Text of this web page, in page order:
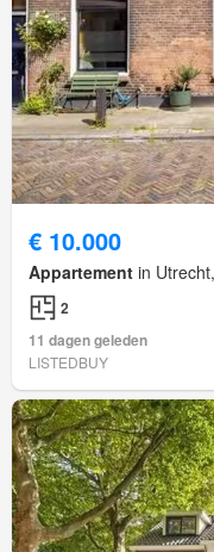
€ 10.000
Appartement in
2
11 dagen geleden
LISTEDBUY